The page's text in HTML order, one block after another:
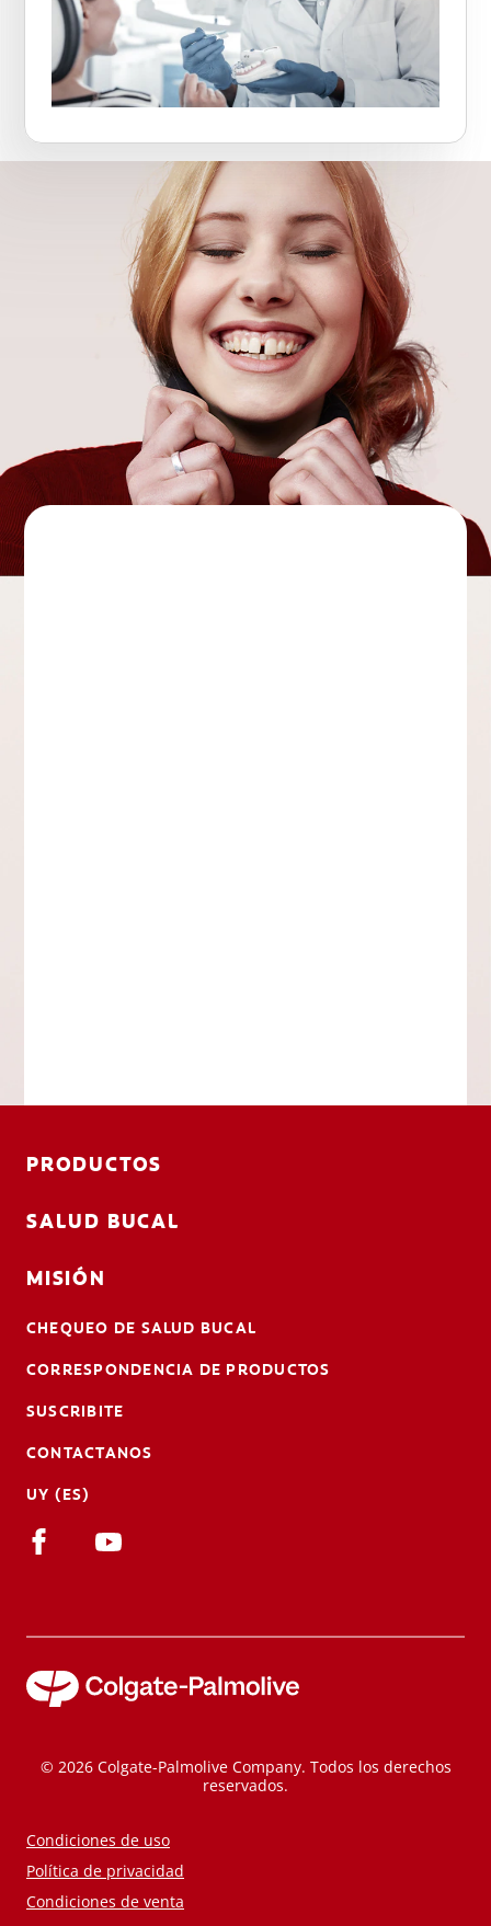
PRODUCTOS
SALUD BUCAL
MISIÓN
CHEQUEO DE SALUD BUCAL
CORRESPONDENCIA DE PRODUCTOS
SUSCRIBITE
CONTACTANOS
UY (ES)
© 2026 Colgate-Palmolive Company. Todos los derechos
reservados.
Condiciones de uso
Política de privacidad
Condiciones de venta